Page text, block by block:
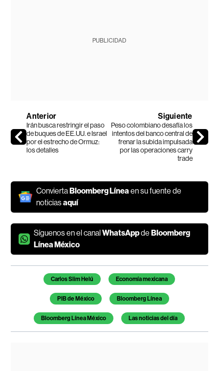
PUBLICIDAD
Anterior
Irán busca restringir el paso
de buques de EE.UU. e Israel
por el estrecho de Ormuz:
los detalles
Siguiente
Peso colombiano desafía los
intentos del banco central de
frenar la subida impulsada
por las operaciones carry
trade
ConviertaBloomberg Línea en su fuente de
noticiasaquí
Síguenos en el canalWhatsAppdeBloomberg
Línea México
Temas de este artículo
Carlos Slim Helú Economía mexicana
PIB de México Bloomberg Línea
Bloomberg Línea México Las noticias del día